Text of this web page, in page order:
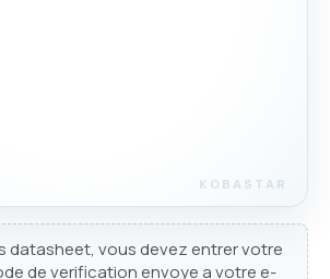
datasheet, vous devez entrer votre
de verification envoye a votre e-